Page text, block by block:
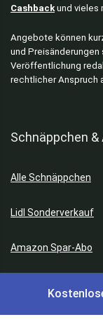
Cashback und vieles
Angebote können
und
Veröffentlichung
rechtlicher Anspruch
Schnäppchen
Alle Schnäppchen
Lidl Sonderverkauf
Amazon Spar-Abo
AOK